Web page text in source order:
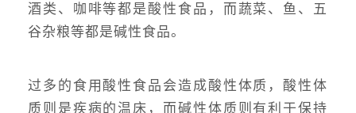
酒类、咖啡等都是酸性食品，而蔬菜、鱼、五
谷杂粮等都是碱性食品。
过多的食用酸性食品会造成酸性体质，酸性体
质则是疾病的温床，而碱性体质则有利于保持